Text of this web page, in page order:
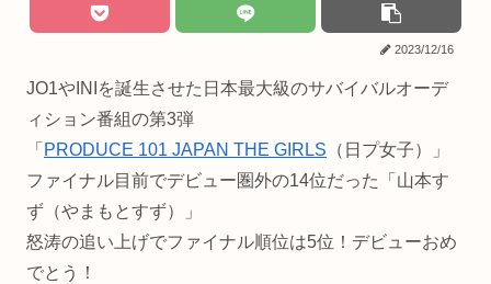
2023/12/16
JO1やINIを誕生させた日本最大級のサバイバルオーデ
ィション番組の第3弾
「 PRODUCE 101 JAPAN THE GIRLS （日プ女子）」
ファイナル目前でデビュー圏外の14位だった「山本す
ず（やまもとすず）」
怒涛の追い上げでファイナル順位は5位！デビューおめ
でとう！